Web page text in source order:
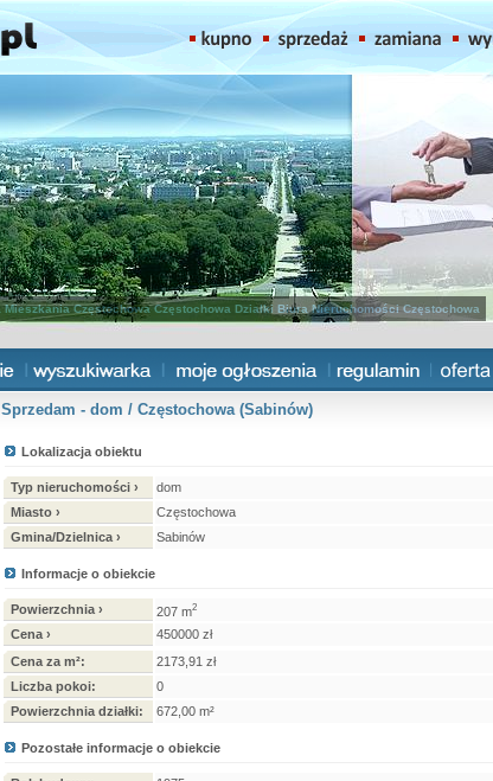
Mieszkania Częstochowa Częstochowa Działki Biura Nieruchomości Częstochowa
Sprzedam - dom / Częstochowa (Sabinów)
Lokalizacja obiektu
Typ nieruchomości ›
dom
Miasto ›
Częstochowa
Gmina/Dzielnica ›
Sabinów
Informacje o obiekcie
Powierzchnia › 207 m2
Cena ›
450000 zł
Cena za m²:
2173,91 zł
Liczba pokoi:
0
Powierzchnia działki:
672,00 m²
Pozostałe informacje o obiekcie